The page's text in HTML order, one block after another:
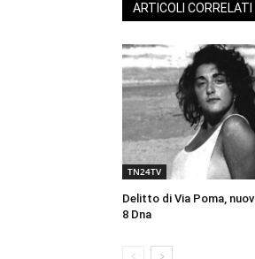
ARTICOLI CORRELATI
TN24TV
Delitto di Via Poma,
8 Dna